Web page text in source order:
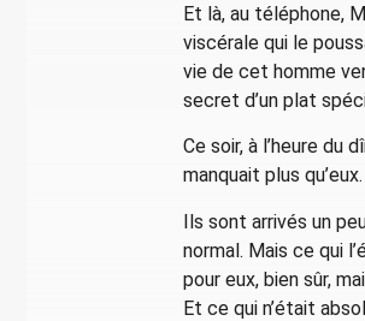
Et là, au téléphone,
viscérale qui le
vie de cet homme
secret d’un plat
Ce soir, à l’heure
manquait plus qu’eux.
Ils sont arrivés un
normal. Mais ce qui
pour eux, bien sûr,
Et ce qui n’était